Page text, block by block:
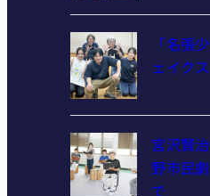
「名張
ェイク
宮沢賢
野市民
で